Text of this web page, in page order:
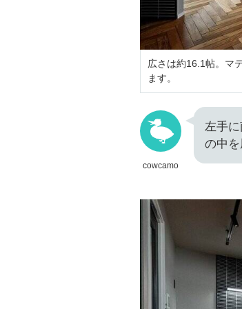
広さは約16.1帖。マ
ます。
cowcamo
左手
の中を